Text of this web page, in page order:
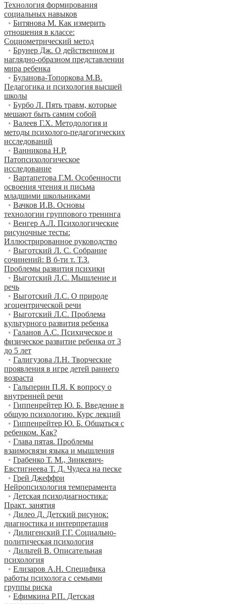
Технология формирования
социальных навыков
• Битянова М. Как измерить
отношения в классе:
Социометрический метод
• Брунер Дж. О действенном и
наглядно-образном представлении
мира ребенка
• Буланова-Топоркова М.В.
Педагогика и психология высшей
школы
• Бурбо Л. Пять травм, которые
мешают быть самим собой
• Валеев Г.Х. Методология и
методы психолого-педагогических
исследований
• Ванникова Н.Р.
Патопсихологическое
исследование
• Вартапетова Г.М. Особенности
освоения чтения и письма
младшими школьниками
• Вачков И.В. Основы
технологии группового тренинга
• Венгер А.Л. Психологические
рисуночные тесты:
Иллюстрированное руководство
• Выготский Л. С. Собрание
сочинений: В б-ти т. Т.З.
Проблемы развития психики
• Выготский Л.С. Мышление и
речь
• Выготский Л.С. О природе
эгоцентрической речи
• Выготский Л.С. Проблема
культурного развития ребенка
• Галанов А.С. Психическое и
физическое развитие ребенка от 3
до 5 лет
• Галигузова Л.Н. Творческие
проявления в игре детей раннего
возраста
• Гальперин П.Я. К вопросу о
внутренней речи
• Гиппенрейтер Ю. Б. Введение в
общую психологию. Курс лекций
• Гиппенрейтер Ю. Б. Общаться с
ребенком. Как?
• Глава пятая. Проблемы
взаимосвязи языка и мышления
• Грабенко Т. М., Зинкевич-
Евстигнеева Т. Д. Чудеса на песке
• Грей Джеффри
Нейропсихология темперамента
• Детская психодиагностика:
Практ. занятия
• Дилео Д. Детский рисунок:
диагностика и интерпретация
• Дилигенский Г.Г. Социально-
политическая психология
• Дильтей В. Описательная
психология
• Елизаров А.Н. Специфика
работы психолога с семьями
группы риска
• Ефимкина Р.П. Детская